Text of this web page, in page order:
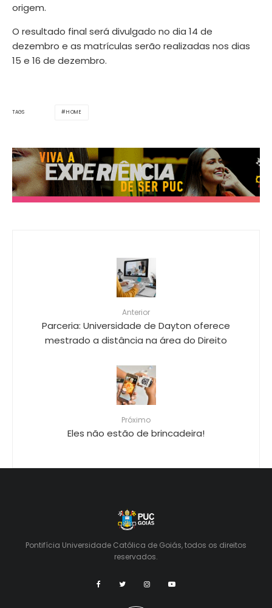
origem.
O resultado final será divulgado no dia 14 de
dezembro e as matrículas serão realizadas nos dias
15 e 16 de dezembro.
TAGS HOME
Anterior
Parceria: Universidade de Dayton oferece
mestrado a distância na área do Direito
Próximo
Eles não estão de brincadeira!
Pontifícia Universidade Católica de Goiás, todos os direitos
reservados.